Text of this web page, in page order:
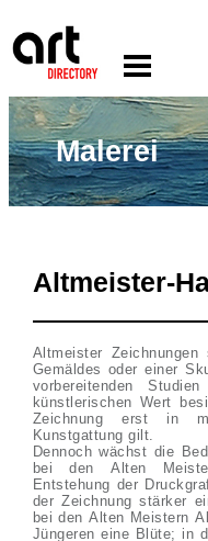
Malerei
Altmeister-
Altmeister
Gemäldes oder einer
vorbereitenden
künstlerischen Wert
Zeichnung erst in
Kunstgattung gilt.
Dennoch wächst die
bei den Alten
Entstehung der
der Zeichnung stärker
bei den Alten Meistern
Jüngeren eine Blüte; in